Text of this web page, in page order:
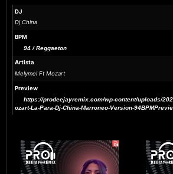
DJ
Dj China
BPM
94 / Reggaeton
Artista
Melymel Ft Mozart
Preview
https://prodeejayremix.com/wp-content/uploads/
ozart-La-Para-Dj-China-Marroneo-Version-